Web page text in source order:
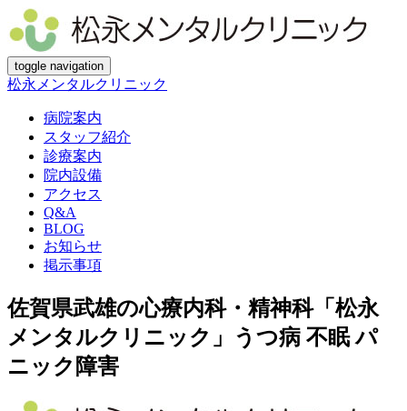
toggle navigation
松永メンタルクリニック
病院案内
スタッフ紹介
診療案内
院内設備
アクセス
Q&A
BLOG
お知らせ
掲示事項
佐賀県武雄の心療内科・精神科「松永
メンタルクリニック」うつ病 不眠 パ
ニック障害